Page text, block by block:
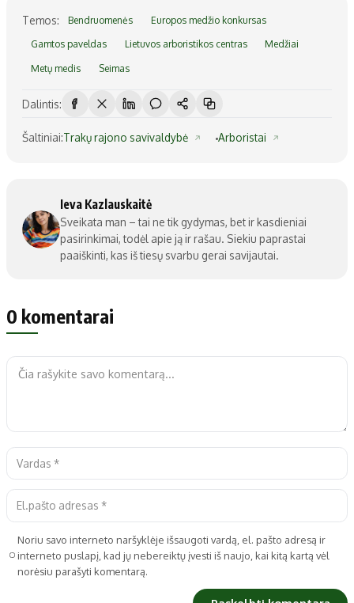
Temos: Bendruomenės Europos medžio konkursas
Gamtos paveldas Lietuvos arboristikos centras Medžiai
Metų medis Seimas
Dalintis:
Šaltiniai:Trakų rajono savivaldybė Arboristai
Ieva Kazlauskaitė
Sveikata man – tai ne tik gydymas, bet ir kasdieniai
pasirinkimai, todėl apie ją ir rašau. Siekiu paprastai
paaiškinti, kas iš tiesų svarbu gerai savijautai.
0 komentarai
Noriu savo interneto naršyklėje išsaugoti vardą, el. pašto adresą ir
interneto puslapį, kad jų nebereiktų įvesti iš naujo, kai kitą kartą vėl
norėsiu parašyti komentarą.